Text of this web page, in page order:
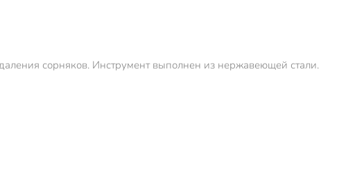
сорняков. Инструмент выполнен из нержавеющей стали.